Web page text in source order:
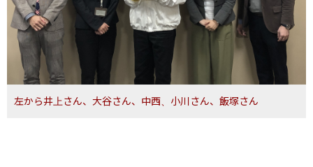
左から井上さん、大谷さん、中西、小川さん、飯塚さん